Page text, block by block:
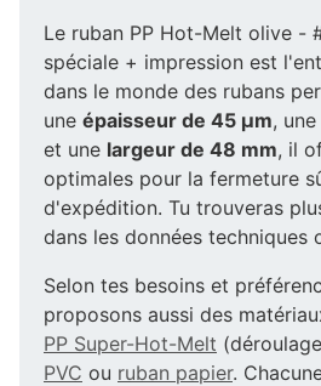
Le ruban PP Hot-Melt olive -
spéciale + impression est
dans le monde des rubans
une épaisseur de 45 µm, une
et une largeur de 48 mm, il
optimales pour la fermeture
d'expédition. Tu trouveras
dans les données techniques
Selon tes besoins et
proposons aussi des
PP Super-Hot-Melt
PVC ou ruban papier.